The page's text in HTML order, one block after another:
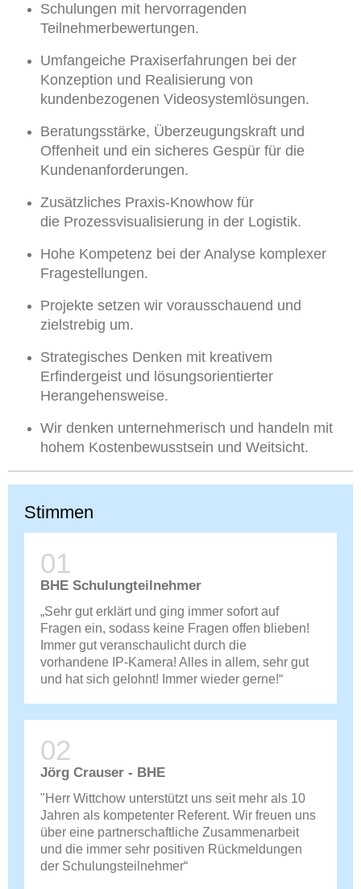
Schulungen mit hervorragenden
Teilnehmerbewertungen.
Umfangeiche Praxiserfahrungen bei der
Konzeption und Realisierung von
kundenbezogenen Videosystemlösungen.
Beratungsstärke, Überzeugungskraft und
Offenheit und ein sicheres Gespür für die
Kundenanforderungen.
Zusätzliches Praxis-Knowhow für
die Prozessvisualisierung in der Logistik.
Hohe Kompetenz bei der Analyse komplexer
Fragestellungen.
Projekte setzen wir vorausschauend und
zielstrebig um.
Strategisches Denken mit kreativem
Erfindergeist und lösungsorientierter
Herangehensweise.
Wir denken unternehmerisch und handeln mit
hohem Kostenbewusstsein und Weitsicht.
Stimmen
BHE Schulungteilnehmer
„Sehr gut erklärt und ging immer sofort auf
Fragen ein, sodass keine Fragen offen blieben!
Immer gut veranschaulicht durch die
vorhandene IP-Kamera! Alles in allem, sehr gut
und hat sich gelohnt! Immer wieder gerne!“
Jörg Crauser - BHE
"Herr Wittchow unterstützt uns seit mehr als 10
Jahren als kompetenter Referent. Wir freuen uns
über eine partnerschaftliche Zusammenarbeit
und die immer sehr positiven Rückmeldungen
der Schulungsteilnehmer“